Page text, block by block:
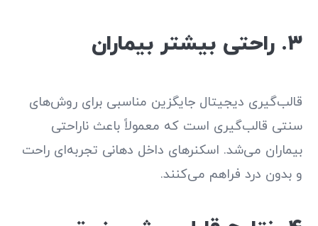
۳. راحتی بیشتر بیماران
قالب‌گیری دیجیتال جایگزین مناسبی برای روش‌های
سنتی قالب‌گیری است که معمولاً باعث ناراحتی
بیماران می‌شد. اسکنرهای داخل دهانی تجربه‌ای راحت
و بدون درد فراهم می‌کنند.